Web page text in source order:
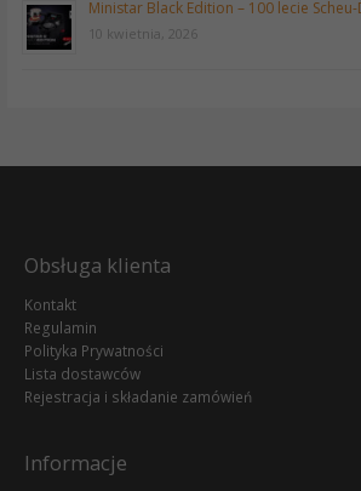
Ministar Black Edition – 100 lecie
10 kwietnia, 2026
Obsługa klienta
Kontakt
Regulamin
Polityka Prywatności
Lista dostawców
Rejestracja i składanie zamówień
Informacje